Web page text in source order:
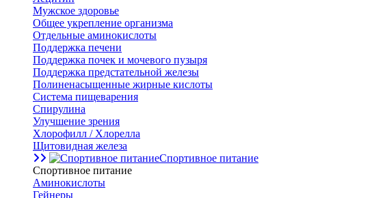
Мужское здоровье
Общее укрепление организма
Отдельные аминокислоты
Поддержка печени
Поддержка почек и мочевого пузыря
Поддержка предстательной железы
Полиненасыщенные жирные кислоты
Система пищеварения
Спирулина
Улучшение зрения
Хлорофилл / Хлорелла
Щитовидная железа
Спортивное питание
Спортивное питание
Аминокислоты
Гейнеры